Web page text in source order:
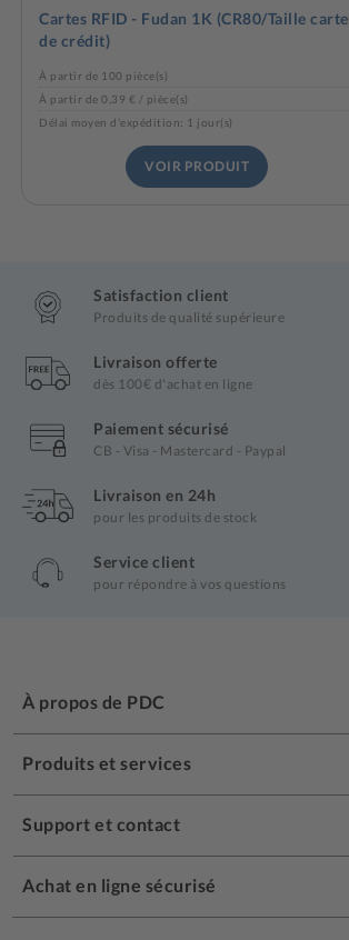
Cartes RFID - Fudan 1K (CR80/Taille carte
de crédit)
À partir de 100 pièce(s)
À partir de 0,39 € / pièce(s)
Délai moyen d'expédition: 1 jour(s)
VOIR PRODUIT
Satisfaction client
Produits de qualité supérieure
Livraison offerte
dès 100€ d'achat en ligne
Paiement sécurisé
CB - Visa - Mastercard - Paypal
Livraison en 24h
pour les produits de stock
Service client
pour répondre à vos questions
À propos de PDC
Produits et services
Support et contact
Achat en ligne sécurisé